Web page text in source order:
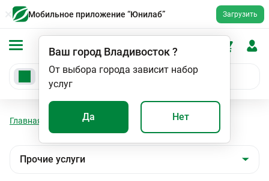
Мобильное приложение “Юнилаб” Загрузить
Ваш город Владивосток?
От выбора города зависит набор
услуг
Да Нет
Главная Мед. услуги Прочие услуги